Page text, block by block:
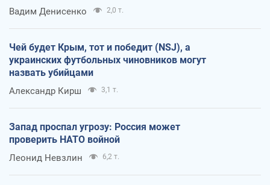
Вадим Денисенко 2,0 т.
Чей будет Крым, тот и победит (NSJ), а
украинских футбольных чиновников могут
назвать убийцами
Александр Кирш 3,1 т.
Запад проспал угрозу: Россия может
проверить НАТО войной
Леонид Невзлин 6,2 т.